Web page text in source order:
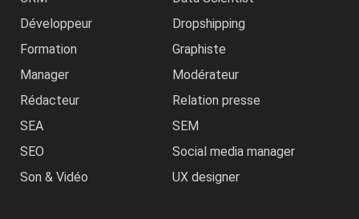
Développeur
Dropshipping
Formation
Graphiste
Manager
Modérateur
Rédacteur
Relation presse
SEA
SEM
SEO
Social media manager
Son & Vidéo
UX designer